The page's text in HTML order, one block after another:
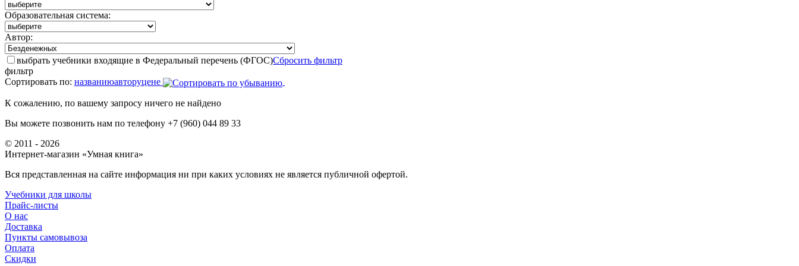
Образовательная система:
Автор:
выбрать учебники входящие в Федеральный перечень (ФГОС)Сбросить фильтр
фильтр
Сортировать по: названиюавторуцене
К сожалению, по вашему запросу ничего не найдено
Вы можете позвонить нам по телефону +7 (960) 044 89 33
© 2011 - 2026
Интернет-магазин «Умная книга»
Вся представленная на сайте информация ни при каких условиях не является публичной офертой.
Учебники для школы
Прайс-листы
О нас
Доставка
Пункты самовывоза
Оплата
Скидки